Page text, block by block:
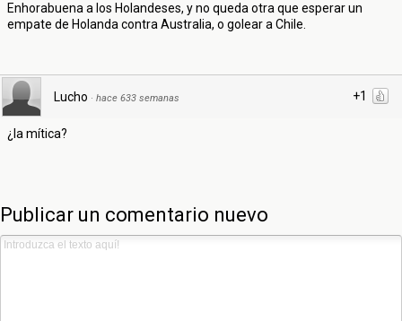
Enhorabuena a los Holandeses, y no queda otra que esperar un
empate de Holanda contra Australia, o golear a Chile.
+1
Lucho · hace 633 semanas
¿la mítica?
Publicar un comentario nuevo